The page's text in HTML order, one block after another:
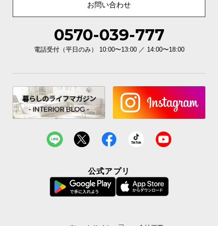
お問い合わせ
0570-039-777
電話受付（平日のみ） 10:00〜13:00 ／ 14:00〜18:00
公式アプリ